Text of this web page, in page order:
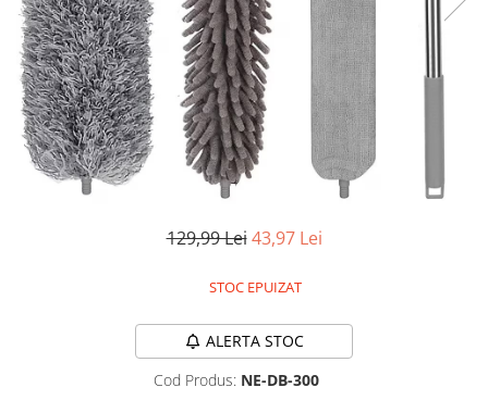
Scule auto
Casa, Gradina & Bricolaj
Accesorii mese si scaune
Accesorii prize si intrerupatoare
Becuri
Clesti si Patenti
Echipamente protectia muncii
Folii si pungi alimentare
Frapiere si Clesti Gheata
129,99 Lei 43,97 Lei
STOC EPUIZAT
ALERTA STOC
Cod Produs: NE-DB-300